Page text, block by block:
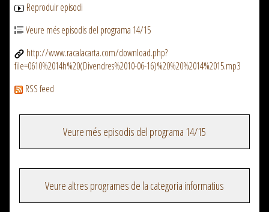
Reproduir episodi
Veure més episodis del programa 14/15
http://www.racalacarta.com/download.php?
file=0610%2014h%20(Divendres%2010-06-16)%20%20%2014%2015.mp3
RSS feed
Veure més episodis del programa 14/15
Veure altres programes de la categoria informatius